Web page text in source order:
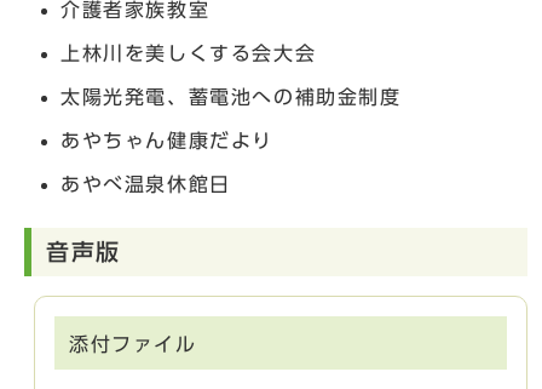
介護者家族教室
上林川を美しくする会大会
太陽光発電、蓄電池への補助金制度
あやちゃん健康だより
あやべ温泉休館日
音声版
添付ファイル